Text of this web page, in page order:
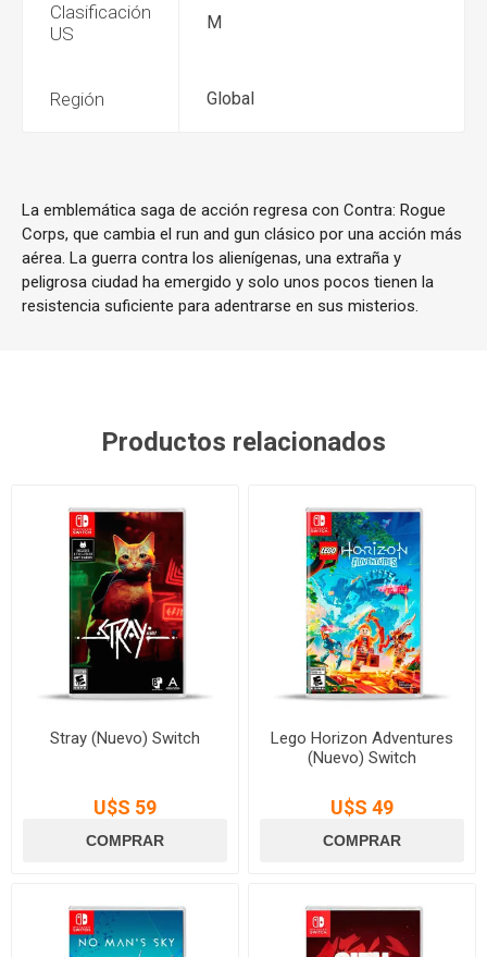
Clasificación
US
M
Región Global
La emblemática saga de acción regresa con Contra: Rogue
Corps, que cambia el run and gun clásico por una acción más
aérea. La guerra contra los alienígenas, una extraña y
peligrosa ciudad ha emergido y solo unos pocos tienen la
resistencia suficiente para adentrarse en sus misterios.
Productos relacionados
Stray (Nuevo) Switch
U$S 59
Lego Horizon Adventures
(Nuevo) Switch
U$S 49